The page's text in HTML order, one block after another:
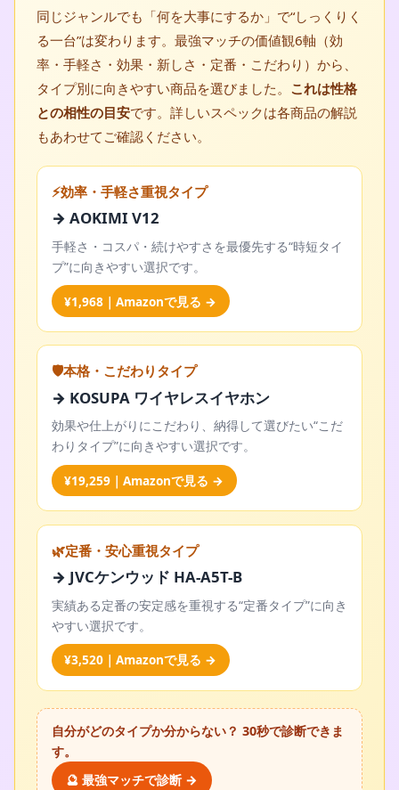
同じジャンルでも「何を大事にするか」で“しっくりく
る一台”は変わります。最強マッチの価値観6軸（効
率・手軽さ・効果・新しさ・定番・こだわり）から、
タイプ別に向きやすい商品を選びました。 これは性格
との相性の目安です。詳しいスペックは各商品の解説
もあわせてご確認ください。
⚡効率・手軽さ重視タイプ
→ AOKIMI V12
手軽さ・コスパ・続けやすさを最優先する“時短タイ
プ”に向きやすい選択です。
¥1,968｜Amazonで見る →
🛡️本格・こだわりタイプ
→ KOSUPA ワイヤレスイヤホン
効果や仕上がりにこだわり、納得して選びたい“こだ
わりタイプ”に向きやすい選択です。
¥19,259｜Amazonで見る →
🌿定番・安心重視タイプ
→ JVCケンウッド HA-A5T-B
実績ある定番の安定感を重視する“定番タイプ”に向き
やすい選択です。
¥3,520｜Amazonで見る →
自分がどのタイプか分からない？ 30秒で診断できま
す。
🔮 最強マッチで診断 →